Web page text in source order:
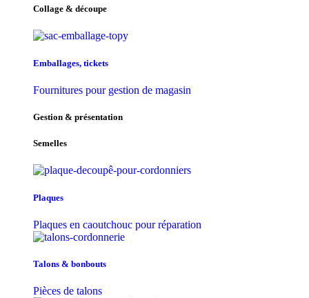
Collage & découpe
Emballages, tickets
Fournitures pour gestion de magasin
Gestion & présentation
Semelles
Plaques
Plaques en caoutchouc pour réparation
Talons & bonbouts
Pièces de talons